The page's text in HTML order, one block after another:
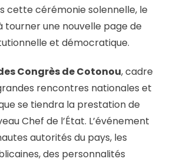
cette cérémonie solennelle, le
tourner une nouvelle page de
et démocratique.
Congrès de Cotonou, cadre
rencontres nationales et
se tiendra la prestation de
Chef de l’État. L’événement
autorités du pays, les
des personnalités